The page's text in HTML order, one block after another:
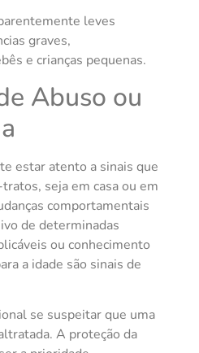
leves
graves,
e crianças pequenas.
Abuso ou
estar atento a sinais que
seja em casa ou em
comportamentais
de determinadas
ou conhecimento
a idade são sinais de
se suspeitar que uma
A proteção da